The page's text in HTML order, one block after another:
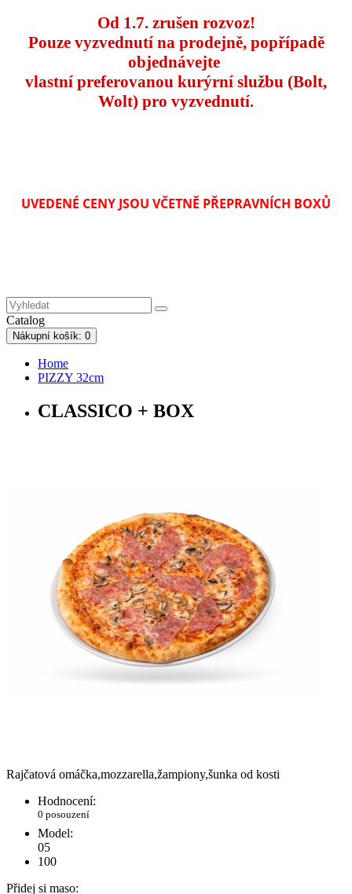
Od 1.7. zrušen rozvoz!
Pouze vyzvednutí na prodejně, popřípadě
objednávejte
vlastní preferovanou kurýrní službu (Bolt,
Wolt) pro vyzvednutí.
UVEDENÉ CENY JSOU VČETNĚ PŘEPRAVNÍCH BOXŮ
Catalog
Nákupní košík: 0
Home
PIZZY 32cm
CLASSICO + BOX
Rajčatová omáčka,mozzarella,žampiony,šunka od kosti
Hodnocení:
0 posouzení
Model:
05
100
Přidej si maso: